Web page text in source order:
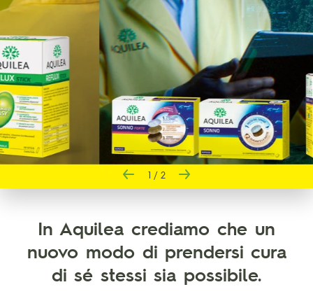
2 / 2
In Aquilea crediamo che un
nuovo modo di prendersi cura
di sé stessi sia possibile.